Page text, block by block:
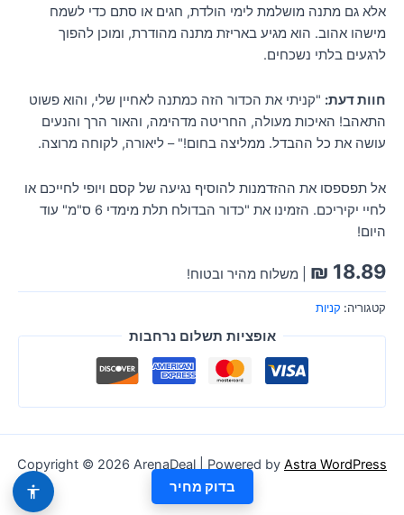
אלא גם מתנה מושלמת לימי הולדת, חגים או סתם כדי לשמח
מישהו אהוב. הוא מגיע באריזת מתנה מהודרת, ומוכן להפוך
לרגעים בלתי נשכחים.
חוות דעת: "קניתי את הכדור הזה כמתנה לאחיין שלי, והוא פשוט
התאהב! האיכות מעולה, החריטה מדהימה, והאור הרך והנעים
עושה את כל ההבדל. ממליצה בחום!" – ליאורה, לקוחה מרוצה.
אל תפספסו את ההזדמנות להוסיף נגיעה של קסם ויופי לחייכם או
לחיי יקיריכם. הזמינו את "כדור הבדולח תלת מימדי 6 ס"מ" עוד
היום!
₪ 18.89 | משלוח מהיר ובטוח!
קטגוריה: קניות
אופציות תשלום נרחבות
Copyright © 2026 ArenaDeal | Powered by Astra WordPress
Theme
בדוק מחיר